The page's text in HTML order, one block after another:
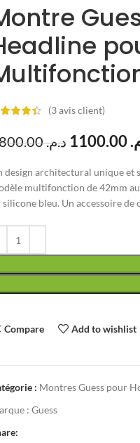
(3avis client)
د.م.2800.00
design architectural unique et
multifonction de 42mm
silicone bleu. Un accessoire
Compare Add to wishlist
: Montres Guess pour
: Guess